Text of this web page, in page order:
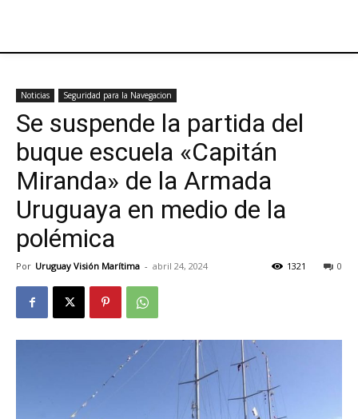
Noticias Seguridad para la Navegacion
Se suspende la partida del
buque escuela «Capitán
Miranda» de la Armada
Uruguaya en medio de la
polémica
Por Uruguay Visión Marítima - abril 24, 2024 0
1321